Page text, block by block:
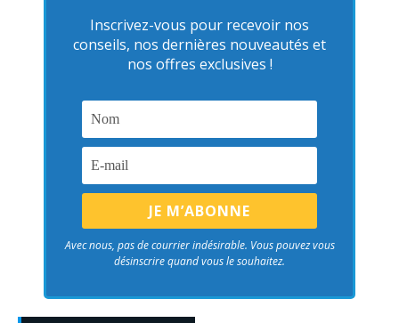
Inscrivez-vous pour recevoir nos
conseils, nos dernières nouveautés et
nos offres exclusives !
Avec nous, pas de courrier indésirable. Vous pouvez vous
désinscrire quand vous le souhaitez.